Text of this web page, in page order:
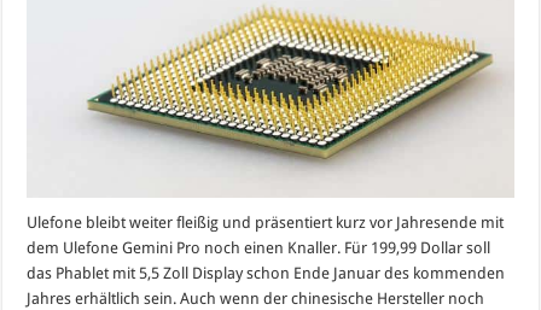
Ulefone bleibt weiter fleißig und präsentiert kurz vor Jahresende mit
dem Ulefone Gemini Pro noch einen Knaller. Für 199,99 Dollar soll
das Phablet mit 5,5 Zoll Display schon Ende Januar des kommenden
Jahres erhältlich sein. Auch wenn der chinesische Hersteller noch